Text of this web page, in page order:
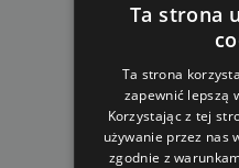
dla
Ta strona
Ta strona
zapewnić lepszą
Korzystając z tej
używanie przez nas
zgodnie z